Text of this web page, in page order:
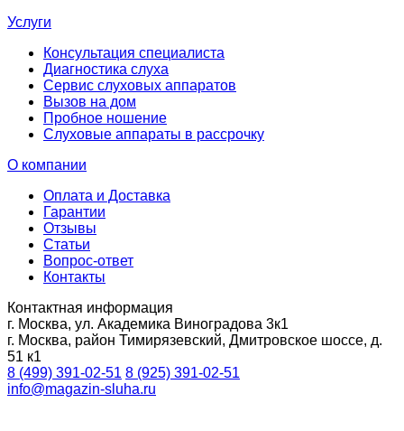
Услуги
Консультация специалиста
Диагностика слуха
Сервис слуховых аппаратов
Вызов на дом
Пробное ношение
Слуховые аппараты в рассрочку
О компании
Оплата и Доставка
Гарантии
Отзывы
Статьи
Вопрос-ответ
Контакты
Контактная информация
г. Москва, ул. Академика Виноградова 3к1
г. Москва, район Тимирязевский, Дмитровское шоссе, д.
51 к1
8 (499) 391-02-51 8 (925) 391-02-51
info@magazin-sluha.ru